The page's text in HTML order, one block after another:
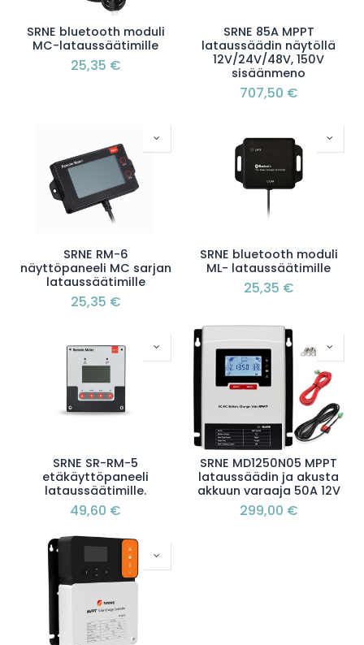
SRNE bluetooth moduli
MC-lataussäätimille
25,35 €
SRNE 85A MPPT
lataussäädin näytöllä
12V/24V/48V, 150V
sisäänmeno
707,50 €
SRNE RM-6
näyttöpaneeli MC sarjan
lataussäätimille
25,35 €
SRNE bluetooth moduli
ML- lataussäätimille
25,35 €
SRNE SR-RM-5
etäkäyttöpaneeli
lataussäätimille.
49,60 €
SRNE MD1250N05 MPPT
lataussäädin ja akusta
akkuun varaaja 50A 12V
299,00 €